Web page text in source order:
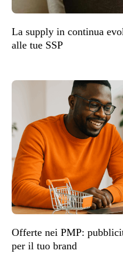
La supply in continua
alle tue SSP
Offerte nei PMP:
per il tuo brand